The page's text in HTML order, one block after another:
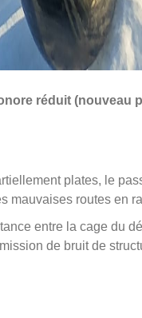
réduit (nouveau
plates, le
mauvaises routes en
entre la cage du
de bruit de